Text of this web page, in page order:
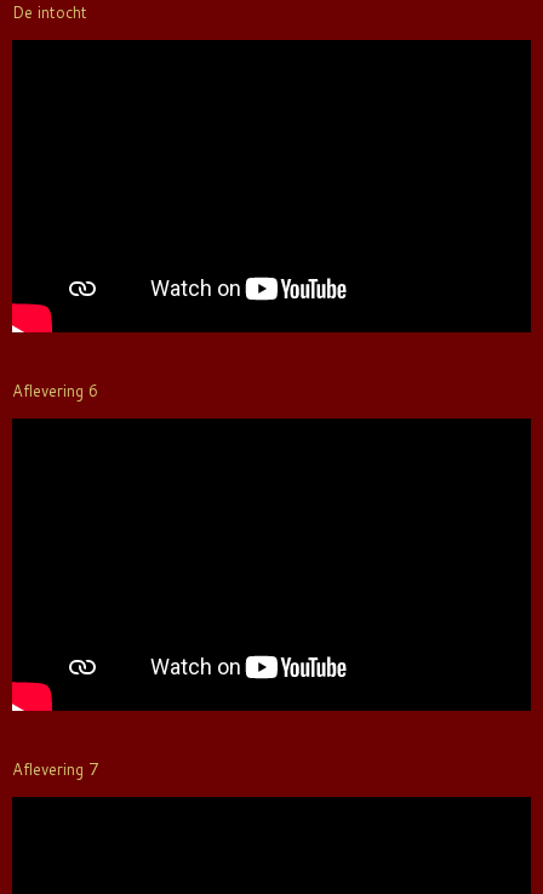
De intocht
Aflevering 6
Aflevering 7